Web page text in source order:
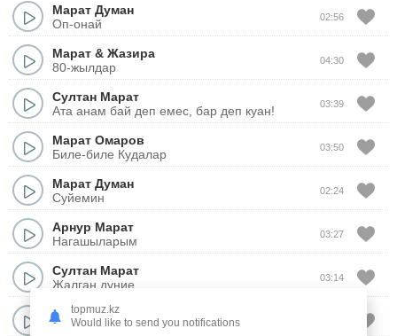
Марат Думан
Оп-онай
02:56
Марат & Жазира
80-жылдар
04:30
Султан Марат
Ата анам бай деп емес, бар деп куан!
03:39
Марат Омаров
Биле-биле Кудалар
03:50
Марат Думан
Суйемин
02:24
Арнур Марат
Нагашыларым
03:27
Султан Марат
Жалган дуние
03:14
Марат Думан
Жок менде
topmuz.kz
Would like to send you notifications